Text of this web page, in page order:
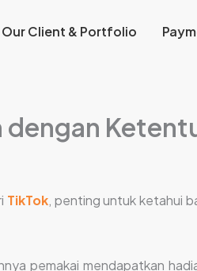
Our Client & Portfolio
dengan
TikTok, penting untuk ketahui
pemakai mendapatkan